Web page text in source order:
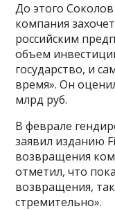
До этого Соколов
компания
российским
объем
государство, и
время». Он
млрд руб.
В феврале
заявил изданию
возвращения
отметил, что
возвращения,
стремительно».